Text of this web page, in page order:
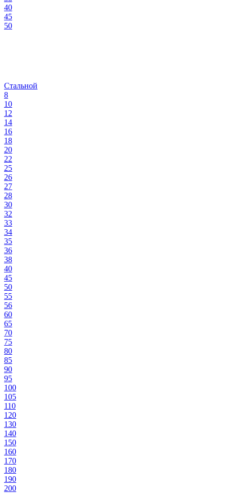
40
45
50
Стальной
8
10
12
14
16
18
20
22
25
26
27
28
30
32
33
34
35
36
38
40
45
50
55
56
60
65
70
75
80
85
90
95
100
105
110
120
130
140
150
160
170
180
190
200